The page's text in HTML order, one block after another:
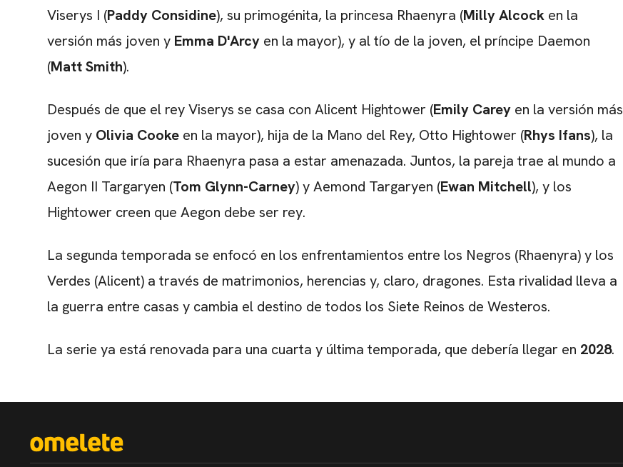
Viserys I (Paddy Considine), su primogénita, la princesa Rhaenyra (Milly Alcock en la
versión más joven y Emma D'Arcy en la mayor), y al tío de la joven, el príncipe Daemon
(Matt Smith).
Después de que el rey Viserys se casa con Alicent Hightower (Emily Carey en la versión más
joven y Olivia Cooke en la mayor), hija de la Mano del Rey, Otto Hightower (Rhys Ifans), la
sucesión que iría para Rhaenyra pasa a estar amenazada. Juntos, la pareja trae al mundo a
Aegon II Targaryen (Tom Glynn-Carney) y Aemond Targaryen (Ewan Mitchell), y los
Hightower creen que Aegon debe ser rey.
La segunda temporada se enfocó en los enfrentamientos entre los Negros (Rhaenyra) y los
Verdes (Alicent) a través de matrimonios, herencias y, claro, dragones. Esta rivalidad lleva a
la guerra entre casas y cambia el destino de todos los Siete Reinos de Westeros.
La serie ya está renovada para una cuarta y última temporada, que debería llegar en 2028.